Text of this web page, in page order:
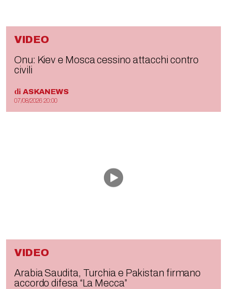
VIDEO
Onu: Kiev e Mosca cessino attacchi contro
civili
di ASKANEWS
07/08/2026 20:00
VIDEO
Arabia Saudita, Turchia e Pakistan firmano
accordo difesa “La Mecca”